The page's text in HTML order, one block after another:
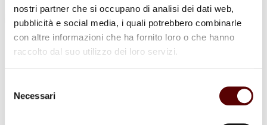
nostri partner che si occupano di analisi dei dati web,
pubblicità e social media, i quali potrebbero combinarle
con altre informazioni che ha fornito loro o che hanno
raccolto dal suo utilizzo dei loro servizi.
delNecessari
Giandomenico Savorani
8 Luglio 1952 - 7 Marzo 2024
Condividi